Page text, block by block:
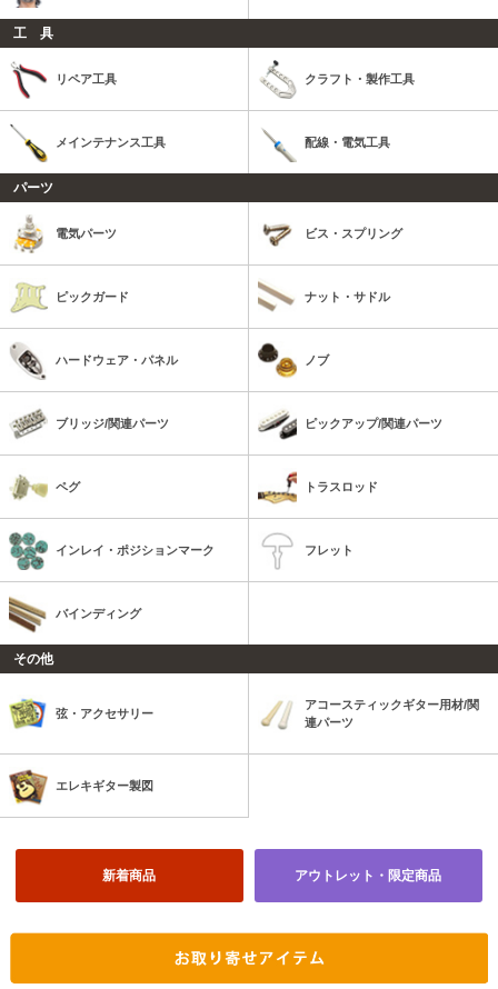
工 具
リペア工具 クラフト・製作工具
メインテナンス工具 配線・電気工具
パーツ
電気パーツ ビス・スプリング
ピックガード ナット・サドル
ハードウェア・パネル ノブ
ブリッジ/関連パーツ ピックアップ/関連パーツ
ペグ トラスロッド
インレイ・ポジションマーク フレット
バインディング
その他
弦・アクセサリー
アコースティックギター用材/関
連パーツ
エレキギター製図
新着商品 アウトレット・限定商品